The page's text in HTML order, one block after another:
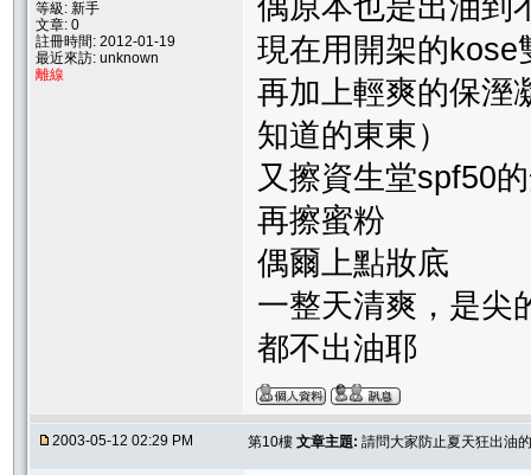
等級: 新手
文章: 0
註冊時間: 2012-01-19
最近來訪: unknown
離線
偶原本也是出油到
現在用開架的kose
再加上輕爽的保溼
知道的東東）
又擦資生堂spf50
再擦蜜粉
偶爾上點妝底
一整天清爽，是尖
都不出油耶
2003-05-12 02:29 PM 第10樓 文章主題: 請問大家防止夏天狂出油